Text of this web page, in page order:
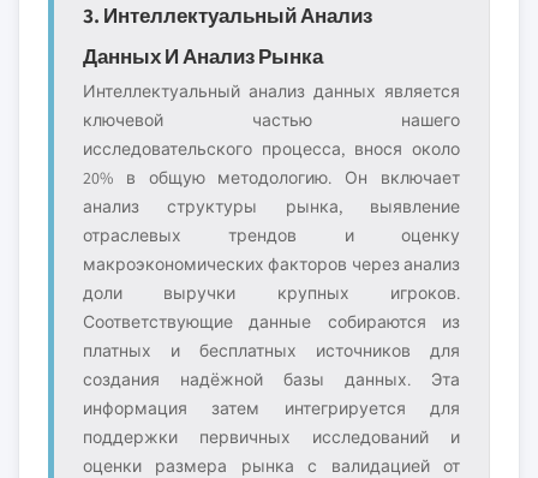
3. Интеллектуальный Анализ
Данных И Анализ Рынка
Интеллектуальный анализ данных является
ключевой частью нашего
исследовательского процесса, внося около
20% в общую методологию. Он включает
анализ структуры рынка, выявление
отраслевых трендов и оценку
макроэкономических факторов через анализ
доли выручки крупных игроков.
Соответствующие данные собираются из
платных и бесплатных источников для
создания надёжной базы данных. Эта
информация затем интегрируется для
поддержки первичных исследований и
оценки размера рынка с валидацией от